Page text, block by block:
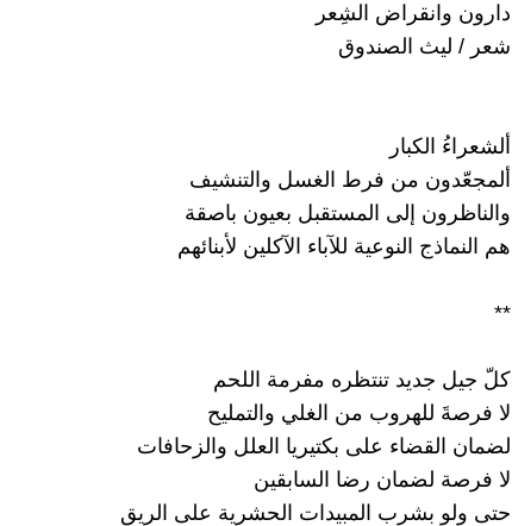
دارون وانقراض الشِعر
شعر / ليث الصندوق
ألشعراءُ الكبار
ألمجعّدون من فرط الغسل والتنشيف
والناظرون إلى المستقبل بعيون باصقة
هم النماذج النوعية للآباء الآكلين لأبنائهم
**
كلّ جيل جديد تنتظره مفرمة اللحم
لا فرصةَ للهروب من الغلي والتمليح
لضمان القضاء على بكتيريا العلل والزحافات
لا فرصة لضمان رضا السابقين
حتى ولو بشرب المبيدات الحشرية على الريق